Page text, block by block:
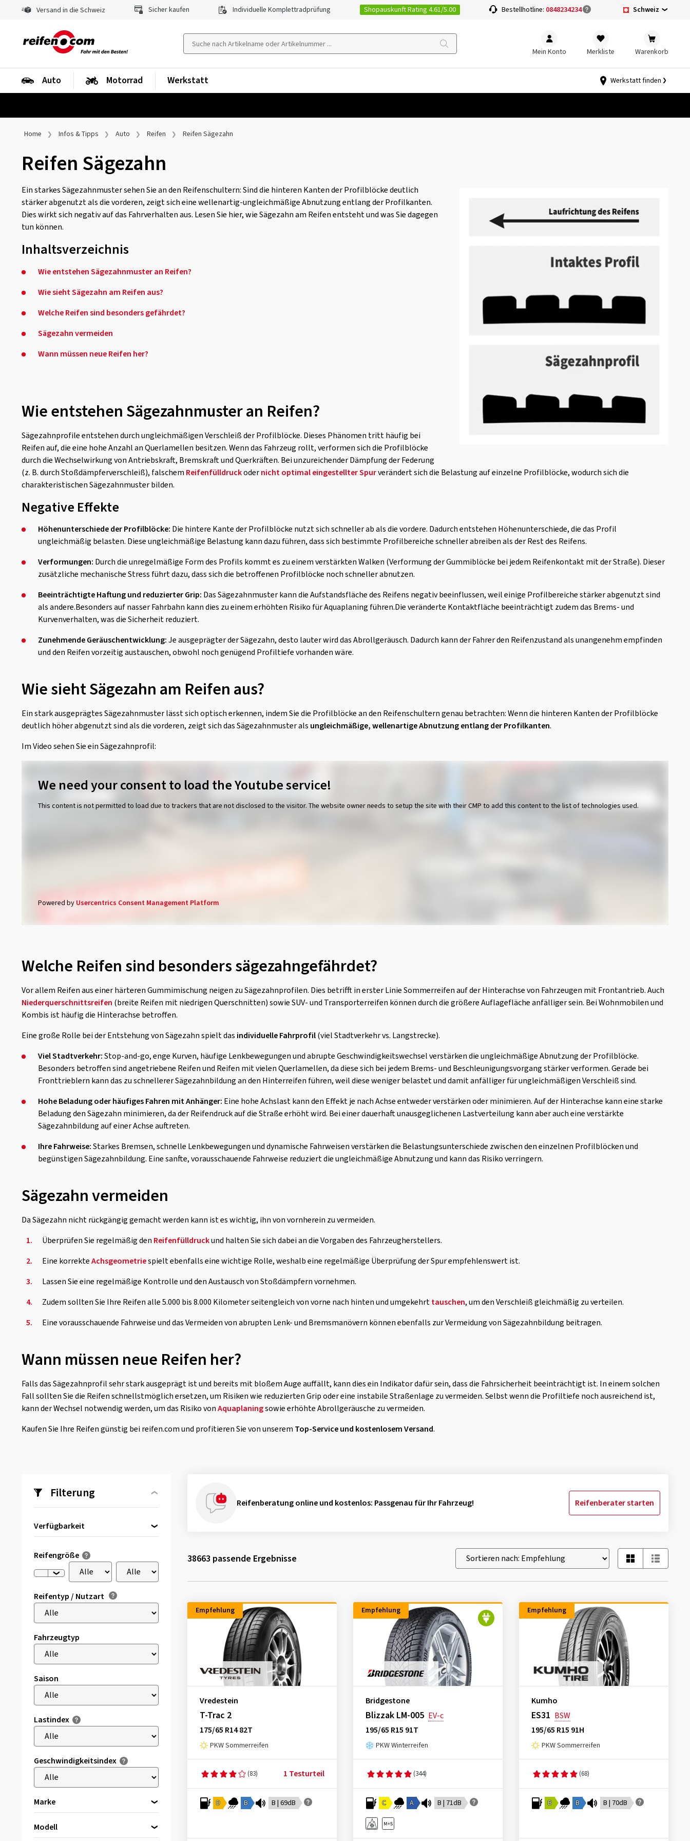
Versand in die Schweiz Sicher kaufen Individuelle Komplettradprüfung Shopauskunft Rating 4.61/5.00 Bestellhotline: 0848234234 Schweiz
Mein Konto Merkliste Warenkorb
Auto Motorrad Werkstatt Werkstatt finden
Home Infos & Tipps Auto Reifen Reifen Sägezahn
Reifen Sägezahn
Ein starkes Sägezahnmuster sehen Sie an den Reifenschultern: Sind die hinteren Kanten der Profilblöcke deutlich
stärker abgenutzt als die vorderen, zeigt sich eine wellenartig-ungleichmäßige Abnutzung entlang der Profilkanten.
Dies wirkt sich negativ auf das Fahrverhalten aus. Lesen Sie hier, wie Sägezahn am Reifen entsteht und was Sie dagegen
tun können.
Inhaltsverzeichnis
Wie entstehen Sägezahnmuster an Reifen?
Wie sieht Sägezahn am Reifen aus?
Welche Reifen sind besonders gefährdet?
Sägezahn vermeiden
Wann müssen neue Reifen her?
Wie entstehen Sägezahnmuster an Reifen?
Sägezahnprofile entstehen durch ungleichmäßigen Verschleiß der Profilblöcke. Dieses Phänomen tritt häufig bei
Reifen auf, die eine hohe Anzahl an Querlamellen besitzen. Wenn das Fahrzeug rollt, verformen sich die Profilblöcke
durch die Wechselwirkung von Antriebskraft, Bremskraft und Querkräften. Bei unzureichender Dämpfung der Federung
(z. B. durch Stoßdämpferverschleiß), falschem Reifenfülldruckodernicht optimal eingestellter Spurverändert sich die Belastung auf einzelne Profilblöcke, wodurch sich die
charakteristischen Sägezahnmuster bilden.
Negative Effekte
Höhenunterschiede der Profilblöcke: Die hintere Kante der Profilblöcke nutzt sich schneller ab als die vordere. Dadurch entstehen Höhenunterschiede, die das Profil
ungleichmäßig belasten. Diese ungleichmäßige Belastung kann dazu führen, dass sich bestimmte Profilbereiche schneller abreiben als der Rest des Reifens.
Verformungen: Durch die unregelmäßige Form des Profils kommt es zu einem verstärkten Walken (Verformung der Gummiblöcke bei jedem Reifenkontakt mit der Straße). Dieser
zusätzliche mechanische Stress führt dazu, dass sich die betroffenen Profilblöcke noch schneller abnutzen.
Beeinträchtigte Haftung und reduzierter Grip: Das Sägezahnmuster kann die Aufstandsfläche des Reifens negativ beeinflussen, weil einige Profilbereiche stärker abgenutzt sind
als andere.Besonders auf nasser Fahrbahn kann dies zu einem erhöhten Risiko für Aquaplaning führen.Die veränderte Kontaktfläche beeinträchtigt zudem das Brems- und
Kurvenverhalten, was die Sicherheit reduziert.
Zunehmende Geräuschentwicklung:Je ausgeprägter der Sägezahn, desto lauter wird das Abrollgeräusch. Dadurch kann der Fahrer den Reifenzustand als unangenehm empfinden
und den Reifen vorzeitig austauschen, obwohl noch genügend Profiltiefe vorhanden wäre.
Wie sieht Sägezahn am Reifen aus?
Ein stark ausgeprägtes Sägezahnmuster lässt sich optisch erkennen, indem Sie die Profilblöcke an den Reifenschultern genau betrachten: Wenn die hinteren Kanten der Profilblöcke
deutlich höher abgenutzt sind als die vorderen, zeigt sich das Sägezahnmuster als ungleichmäßige, wellenartige Abnutzung entlang der Profilkanten.
Im Video sehen Sie ein Sägezahnprofil:
We need your consent to load the Youtube service!
This content is not permitted to load due to trackers that are not disclosed to the visitor. The website owner needs to setup the site with their CMP to add this content to the list of technologies used.
Powered by Usercentrics Consent Management Platform
Welche Reifen sind besonders sägezahngefährdet?
Vor allem Reifen aus einer härteren Gummimischung neigen zu Sägezahnprofilen. Dies betrifft in erster Linie Sommerreifen auf der Hinterachse von Fahrzeugen mit Frontantrieb. Auch
Niederquerschnittsreifen (breite Reifen mit niedrigen Querschnitten) sowie SUV- und Transporterreifen können durch die größere Auflagefläche anfälliger sein. Bei Wohnmobilen und
Kombis ist häufig die Hinterachse betroffen.
Eine große Rolle bei der Entstehung von Sägezahn spielt das individuelle Fahrprofil(viel Stadtverkehr vs. Langstrecke).
Viel Stadtverkehr:Stop-and-go, enge Kurven, häufige Lenkbewegungen und abrupte Geschwindigkeitswechsel verstärken die ungleichmäßige Abnutzung der Profilblöcke.
Besonders betroffen sind angetriebene Reifen und Reifen mit vielen Querlamellen, da diese sich bei jedem Brems- und Beschleunigungsvorgang stärker verformen. Gerade bei
Fronttrieblern kann das zu schnellerer Sägezahnbildung an den Hinterreifen führen, weil diese weniger belastet und damit anfälliger für ungleichmäßigen Verschleiß sind.
Hohe Beladung oder häufiges Fahren mit Anhänger: Eine hohe Achslast kann den Effekt je nach Achse entweder verstärken oder minimieren. Auf der Hinterachse kann eine starke
Beladung den Sägezahn minimieren, da der Reifendruck auf die Straße erhöht wird. Bei einer dauerhaft unausgeglichenen Lastverteilung kann aber auch eine verstärkte
Sägezahnbildung auf einer Achse auftreten.
Ihre Fahrweise:Starkes Bremsen, schnelle Lenkbewegungen und dynamische Fahrweisen verstärken die Belastungsunterschiede zwischen den einzelnen Profilblöcken und
begünstigen Sägezahnbildung. Eine sanfte, vorausschauende Fahrweise reduziert die ungleichmäßige Abnutzung und kann das Risiko verringern.
Sägezahn vermeiden
Da Sägezahn nicht rückgängig gemacht werden kann ist es wichtig, ihn von vornherein zu vermeiden.
1.
Überprüfen Sie regelmäßig den Reifenfülldruckund halten Sie sich dabei an die Vorgaben des Fahrzeugherstellers.
2.
Eine korrekteAchsgeometriespielt ebenfalls eine wichtige Rolle, weshalb eine regelmäßige Überprüfung der Spur empfehlenswert ist.
3.
Lassen Sie eine regelmäßige Kontrolle und den Austausch von Stoßdämpfern vornehmen.
4.
Zudem sollten Sie Ihre Reifen alle 5.000 bis 8.000 Kilometer seitengleich von vorne nach hinten und umgekehrttauschen, um den Verschleiß gleichmäßig zu verteilen.
5.
Eine vorausschauende Fahrweise und das Vermeiden von abrupten Lenk- und Bremsmanövern können ebenfalls zur Vermeidung von Sägezahnbildung beitragen.
Wann müssen neue Reifen her?
Falls das Sägezahnprofil sehr stark ausgeprägt ist und bereits mit bloßem Auge auffällt, kann dies ein Indikator dafür sein, dass die Fahrsicherheit beeinträchtigt ist. In einem solchen
Fall sollten Sie die Reifen schnellstmöglich ersetzen, um Risiken wie reduzierten Grip oder eine instabile Straßenlage zu vermeiden. Selbst wenn die Profiltiefe noch ausreichend ist,
kann der Wechsel notwendig werden, um das Risiko vonAquaplaningsowie erhöhte Abrollgeräusche zu vermeiden.
Kaufen Sie Ihre Reifen günstig bei reifen.com und profitieren Sie von unserem Top-Service und kostenlosem Versand.
Filterung
Verfügbarkeit
Reifengröße
Reifentyp / Nutzart
Fahrzeugtyp
Saison
Lastindex
Geschwindigkeitsindex
Marke
Modell
Reifenberatung online und kostenlos: Passgenau für Ihr Fahrzeug! Reifenberater starten
38663 passende Ergebnisse
Empfehlung
Vredestein
T-Trac 2
175/65 R14 82T
PKW Sommerreifen
(83) 1 Testurteil
D B B | 69dB
Empfehlung
Bridgestone
Blizzak LM-005 EV-c
195/65 R15 91T
PKW Winterreifen
(344)
C A B | 71dB
Empfehlung
Kumho
ES31 BSW
195/65 R15 91H
PKW Sommerreifen
(68)
B B B | 70dB